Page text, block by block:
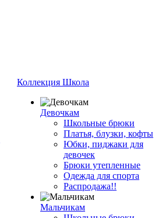
Коллекция Школа
Девочкам
Школьные брюки
Платья, блузки, кофты
Юбки, пиджаки для
девочек
Брюки утепленные
Одежда для спорта
Распродажа!!
Мальчикам